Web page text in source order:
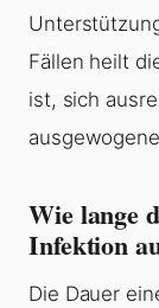
Fällen heilt
ist, sich
Wie lange
Infektion
Die Dauer